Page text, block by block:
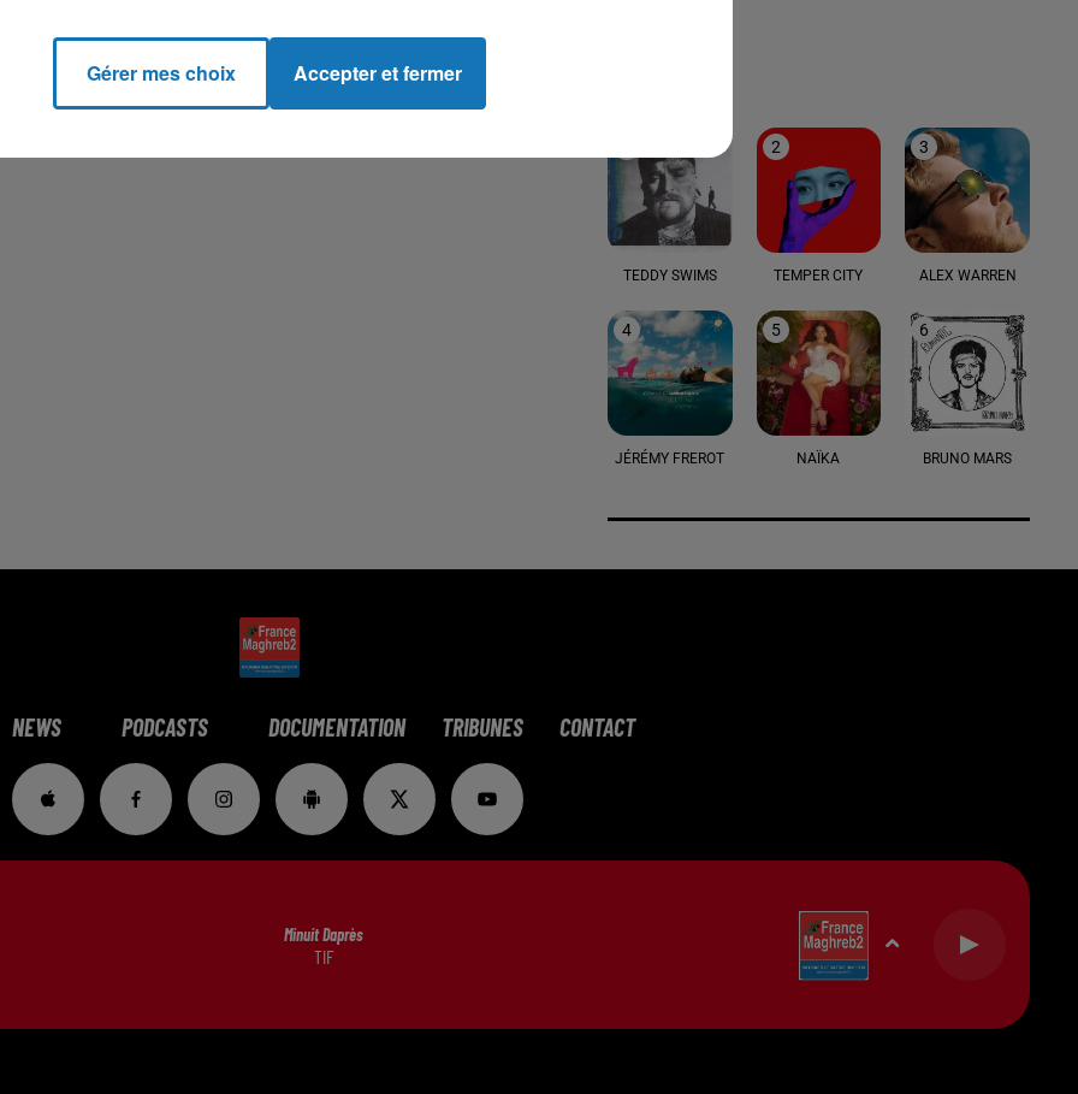
TEDDY SWIMS
2
TEMPER CITY
3
ALEX WARREN
4
JÉRÉMY FREROT
5
NAÏKA
6
BRUNO MARS
NEWS PODCASTS DOCUMENTATION TRIBUNES CONTACT
Minuit Daprès
TIF
Gérer mes choix Accepter et fermer